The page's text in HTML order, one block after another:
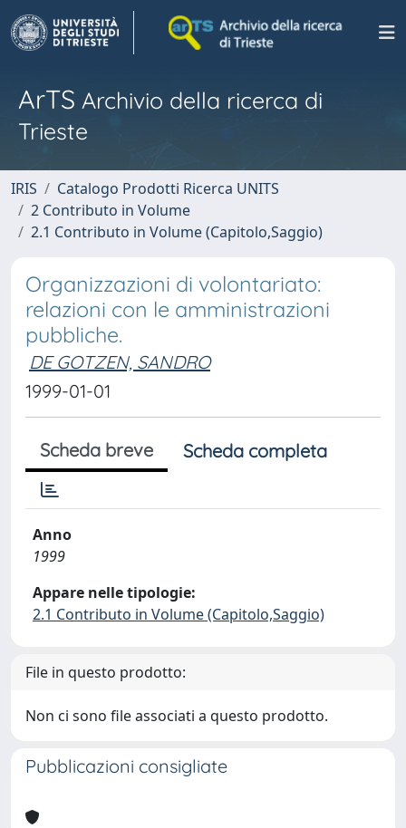
ArTS Archivio della ricerca di
Trieste
IRIS
Catalogo Prodotti Ricerca UNITS
2 Contributo in Volume
2.1 Contributo in Volume (Capitolo,Saggio)
Organizzazioni di volontariato:
relazioni con le amministrazioni
pubbliche.
DE GOTZEN, SANDRO
1999-01-01
Scheda breve Scheda completa
Anno
1999
Appare nelle tipologie:
2.1 Contributo in Volume (Capitolo,Saggio)
File in questo prodotto:
Non ci sono file associati a questo prodotto.
Pubblicazioni consigliate